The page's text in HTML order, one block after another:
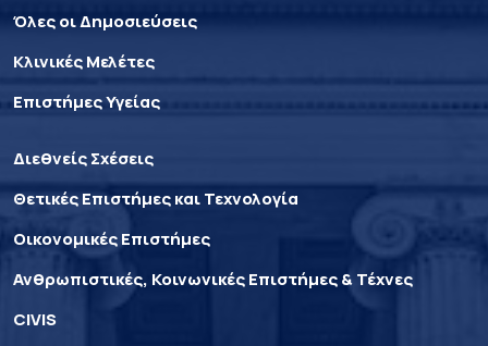
Όλες οι Δημοσιεύσεις
Κλινικές Μελέτες
Επιστήμες Υγείας
Διεθνείς Σχέσεις
Θετικές Επιστήμες και Τεχνολογία
Οικονομικές Επιστήμες
Ανθρωπιστικές, Κοινωνικές Επιστήμες & Τέχνες
CIVIS